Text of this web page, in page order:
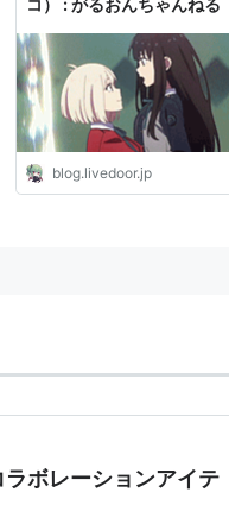
blog.livedoor.jp
ボレーションアイテ